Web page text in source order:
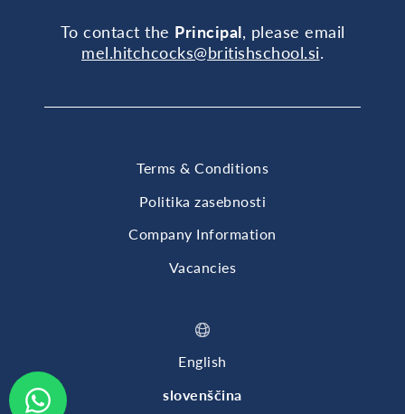
To contact the Principal, please email
mel.hitchcocks@britishschool.si.
Terms & Conditions
Politika zasebnosti
Company Information
Vacancies
English
slovenščina